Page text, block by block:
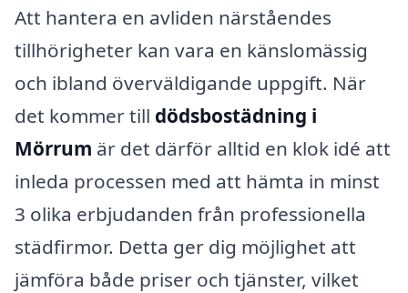
Att hantera en avliden närståendes
tillhörigheter kan vara en känslomässig
och ibland överväldigande uppgift. När
det kommer till dödsbostädning i
Mörrum är det därför alltid en klok idé att
inleda processen med att hämta in minst
3 olika erbjudanden från professionella
städfirmor. Detta ger dig möjlighet att
jämföra både priser och tjänster, vilket